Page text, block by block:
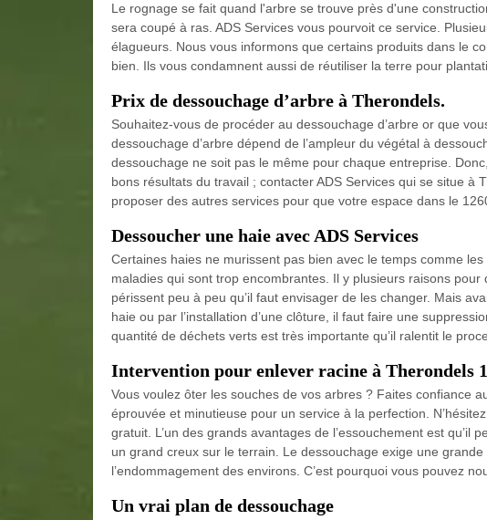
Le rognage se fait quand l'arbre se trouve près d'une
sera coupé à ras. ADS Services vous pourvoit ce service.
élagueurs. Nous vous informons que certains produits dans le
bien. Ils vous condamnent aussi de réutiliser la terre pour
Prix de dessouchage d’arbre à Therondels.
Souhaitez-vous de procéder au dessouchage d’arbre or que
dessouchage d’arbre dépend de l’ampleur du végétal à
dessouchage ne soit pas le même pour chaque entreprise.
bons résultats du travail ; contacter ADS Services qui se situe à
proposer des autres services pour que votre espace dans le
Dessoucher une haie avec ADS Services
Certaines haies ne murissent pas bien avec le temps comme
maladies qui sont trop encombrantes. Il y plusieurs raisons
périssent peu à peu qu’il faut envisager de les changer. Mais
haie ou par l’installation d’une clôture, il faut faire une
quantité de déchets verts est très importante qu’il ralentit le
Intervention pour enlever racine à Therondels
Vous voulez ôter les souches de vos arbres ? Faites confiance
éprouvée et minutieuse pour un service à la perfection.
gratuit. L’un des grands avantages de l’essouchement est qu’il
un grand creux sur le terrain. Le dessouchage exige une
l’endommagement des environs. C’est pourquoi vous pouvez
Un vrai plan de dessouchage